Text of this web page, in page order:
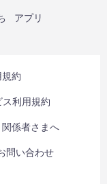
アプリ
約
利用規約
係者さまへ
問い合わせ